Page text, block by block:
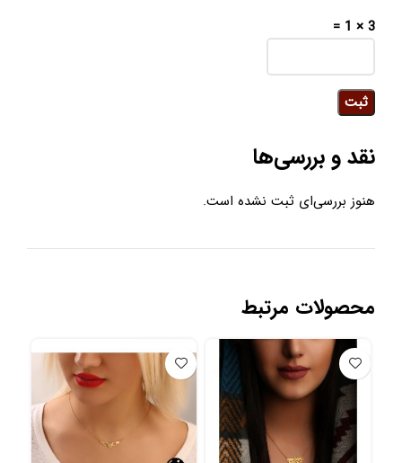
نقد و بررسی‌ها
هنوز بررسی‌ای ثبت نشده است.
3 × 1 =
محصولات مرتبط